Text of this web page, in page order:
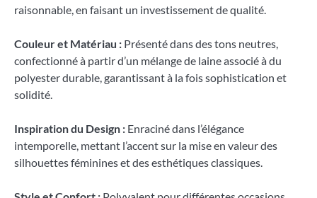
raisonnable, en faisant un investissement de qualité.
Couleur et Matériau : Présenté dans des tons neutres,
confectionné à partir d’un mélange de laine associé à du
polyester durable, garantissant à la fois sophistication et
solidité.
Inspiration du Design : Enraciné dans l’élégance
intemporelle, mettant l’accent sur la mise en valeur des
silhouettes féminines et des esthétiques classiques.